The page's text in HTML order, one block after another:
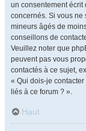
un consentement écrit
concernés. Si vous ne
mineurs âgés de
conseillons de
Veuillez noter que
peuvent pas vous
contactés à ce sujet,
« Qui dois-je
liés à ce forum ? ».
Haut